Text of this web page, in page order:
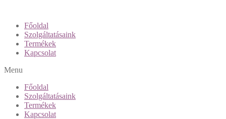
Főoldal
Szolgáltatásaink
Termékek
Kapcsolat
Menu
Főoldal
Szolgáltatásaink
Termékek
Kapcsolat